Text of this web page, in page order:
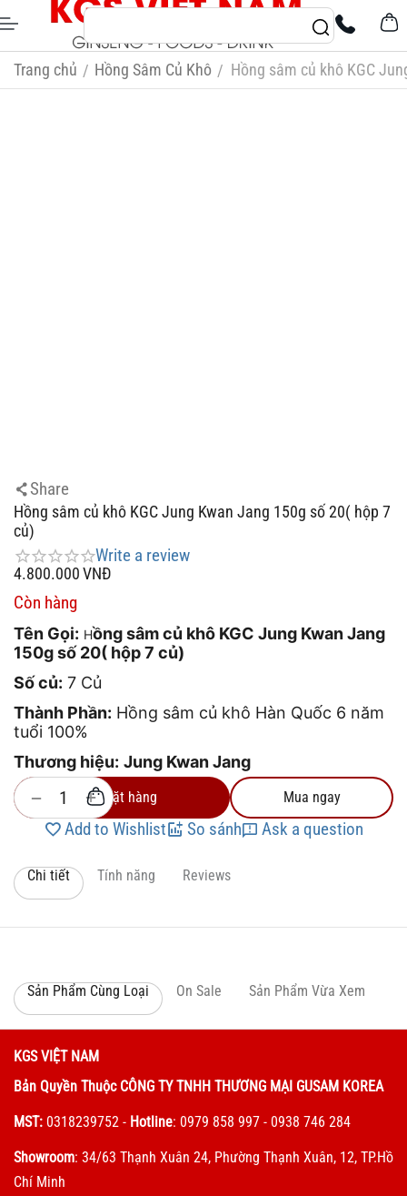
Trang chủ / Hồng Sâm Củ Khô / Hồng sâm củ khô KGC
Share
Hồng sâm củ khô KGC Jung Kwan Jang 150g số 20( hộp 7
củ)
Write a review
4.800.000VNĐ
Còn hàng
Tên Gọi: Hồng sâm củ khô KGC Jung Kwan Jang
150g số 20( hộp 7 củ)
Số củ: 7 Củ
Thành Phần: Hồng sâm củ khô Hàn Quốc 6 năm
tuổi 100%
Thương hiệu: Jung Kwan Jang
+
− Đặt hàng Mua ngay
Add to Wishlist So sánh Ask a question
Chi tiết Tính năng Reviews
Sản Phẩm Cùng Loại On Sale Sản Phẩm Vừa Xem
KGS VIỆT NAM
Bản Quyền Thuộc CÔNG TY TNHH THƯƠNG MẠI GUSAM KOREA
MST: 0318239752 - Hotline: 0979 858 997 - 0938 746 284
Showroom: 34/63 Thạnh Xuân 24, Phường Thạnh Xuân, 12, TP.Hồ
Chí Minh